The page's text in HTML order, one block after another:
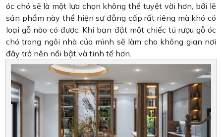
óc chó sẽ là một lựa chọn không thể tuyệt vời hơn, bởi lẽ
sản phẩm này thể hiện sự đẳng cấp rất riêng mà khó có
loại gỗ nào có được. Khi bạn đặt một chiếc tủ rượu gỗ óc
chó trong ngôi nhà của mình sẽ làm cho không gian nơi
đây trở nên nổi bật và tinh tế hơn.